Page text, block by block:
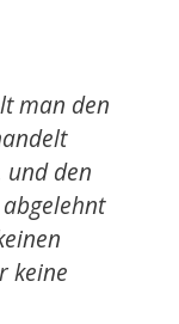
man den
und den
keine